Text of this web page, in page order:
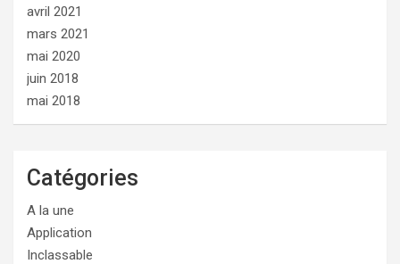
avril 2021
mars 2021
mai 2020
juin 2018
mai 2018
Catégories
A la une
Application
Inclassable